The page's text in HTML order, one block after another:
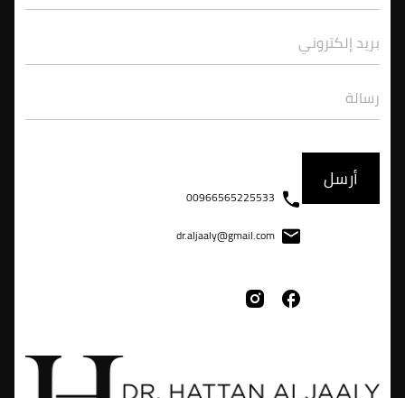
00966565225533
dr.aljaaly@gmail.com